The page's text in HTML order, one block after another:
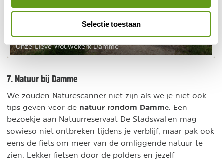
Selectie toestaan
Onze-Lieve-Vrouwekerk Damme
7. Natuur bij Damme
We zouden Naturescanner niet zijn als we je niet ook
tips geven voor de natuur rondom Damme. Een
bezoekje aan Natuurreservaat De Stadswallen mag
sowieso niet ontbreken tijdens je verblijf, maar pak ook
eens de fiets om meer van de omliggende natuur te
zien. Lekker fietsen door de polders en jezelf